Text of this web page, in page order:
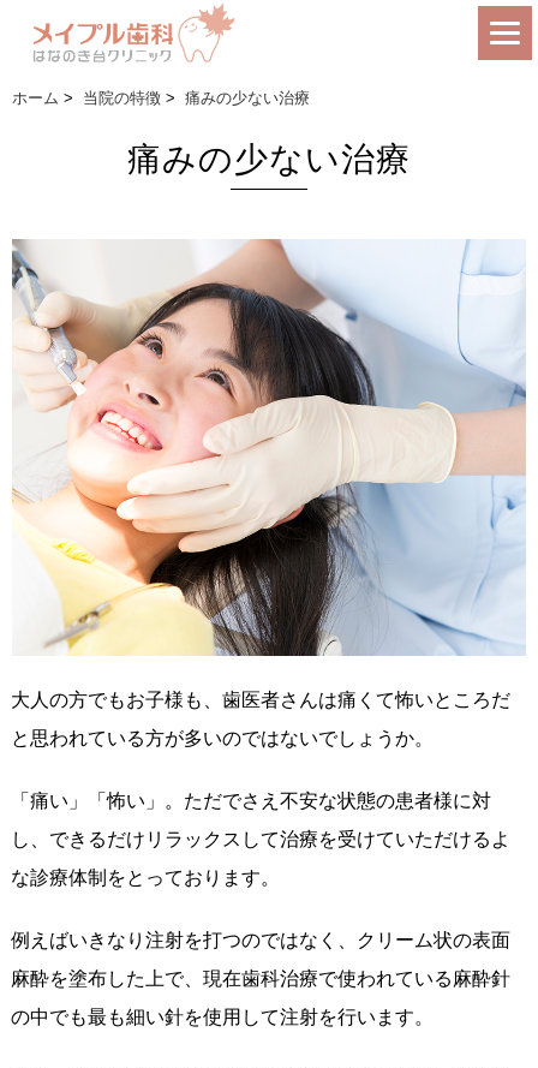
ホーム > 当院の特徴 > 痛みの少ない治療
痛みの少ない治療
大人の方でもお子様も、歯医者さんは痛くて怖いところだ
と思われている方が多いのではないでしょうか。
「痛い」「怖い」。ただでさえ不安な状態の患者様に対
し、できるだけリラックスして治療を受けていただけるよ
な診療体制をとっております。
例えばいきなり注射を打つのではなく、クリーム状の表面
麻酔を塗布した上で、現在歯科治療で使われている麻酔針
の中でも最も細い針を使用して注射を行います。